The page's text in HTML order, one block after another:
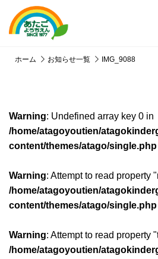
ホーム お知らせ一覧 IMG_9088
Warning: Undefined array key 0 in
/home/atagoyoutien/
content/themes/atago/single.php
Warning: Attempt to read property
/home/atagoyoutien/
content/themes/atago/single.php
Warning: Attempt to read property
/home/atagoyoutien/